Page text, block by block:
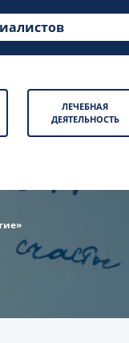
ЛЕЧЕБНАЯ
ДЕЯТЕЛЬНОСТЬ